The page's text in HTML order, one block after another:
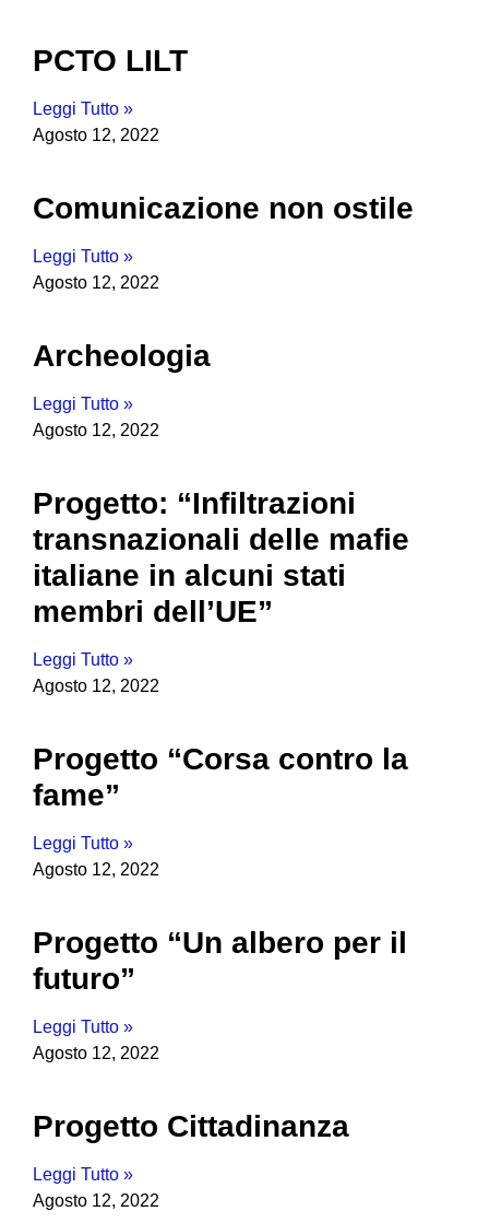
PCTO LILT
Leggi Tutto »
Agosto 12, 2022
Comunicazione non ostile
Leggi Tutto »
Agosto 12, 2022
Archeologia
Leggi Tutto »
Agosto 12, 2022
Progetto: “Infiltrazioni
transnazionali delle mafie
italiane in alcuni stati
membri dell’UE”
Leggi Tutto »
Agosto 12, 2022
Progetto “Corsa contro la
fame”
Leggi Tutto »
Agosto 12, 2022
Progetto “Un albero per il
futuro”
Leggi Tutto »
Agosto 12, 2022
Progetto Cittadinanza
Leggi Tutto »
Agosto 12, 2022